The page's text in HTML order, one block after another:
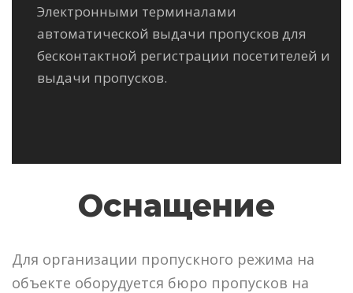
Электронными терминалами
автоматической выдачи пропусков для
бесконтактной регистрации посетителей и
выдачи пропусков.
Оснащение
Для организации пропускного режима на
объекте оборудуется бюро пропусков на